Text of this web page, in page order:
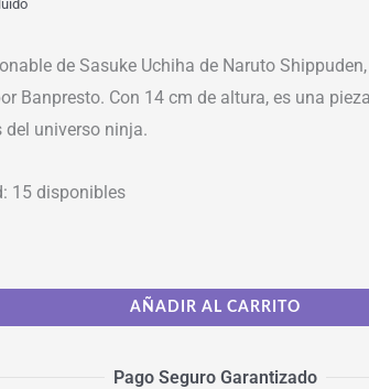
de Sasuke Uchiha de Naruto
Banpresto. Con 14 cm de altura, es una
universo ninja.
15 disponibles
AÑADIR AL CARRITO
Pago Seguro Garantizado